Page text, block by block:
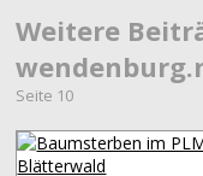
Weitere
Seite 10